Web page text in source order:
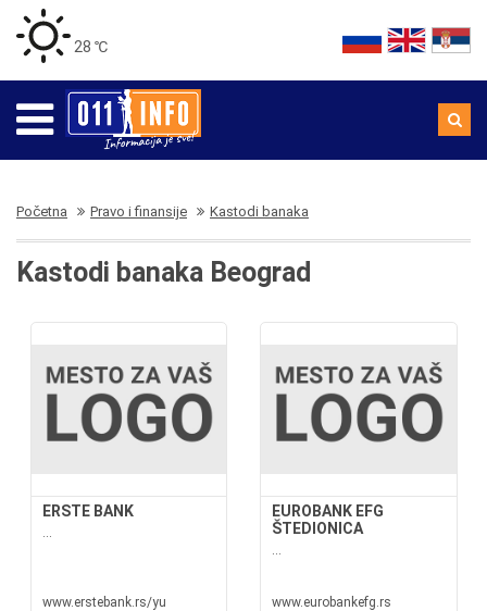
28 ℃
Početna Pravo i finansije Kastodi banaka
Kastodi banaka Beograd
ERSTE BANK
...
www.erstebank.rs/yu
EUROBANK EFG
ŠTEDIONICA
...
www.eurobankefg.rs